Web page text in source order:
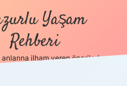
Yaşam
Rehberi
ilham veren öneriler!